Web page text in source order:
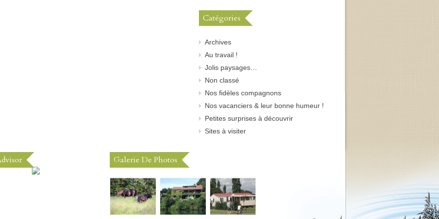
Catégories
Archives
Au travail !
Jolis paysages…
Non classé
Nos fidèles compagnons
Nos vacanciers & leur bonne humeur !
Petites surprises à découvrir
Sites à visiter
Galerie De Photos